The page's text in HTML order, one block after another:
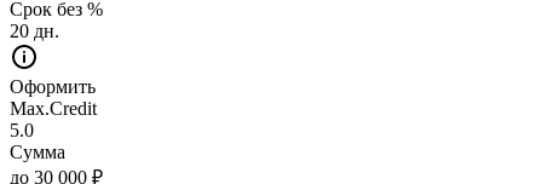
Срок без %
20 дн.
Оформить
Max.Credit
5.0
Сумма
до 30 000 ₽